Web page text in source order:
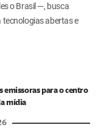
o Brasil —, busca
tecnologias abertas e
emissoras para o centro
mídia